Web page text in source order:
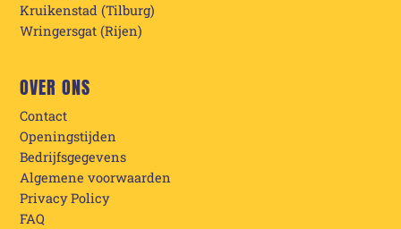
Kruikenstad (Tilburg)
Wringersgat (Rijen)
OVER ONS
Contact
Openingstijden
Bedrijfsgegevens
Algemene voorwaarden
Privacy Policy
FAQ